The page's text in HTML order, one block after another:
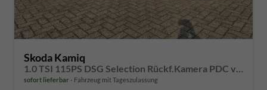
Skoda Kamiq
1.0 TSI 115PS DSG Selection Rückf.Kamera PDC v+h Sitzheizung Klimaautomatik Skoda-Radio Apple CarPlay + Android Auto Tempomat Garantieverlängerung 16"LM
sofort lieferbar Fahrzeug mit Tageszulassung